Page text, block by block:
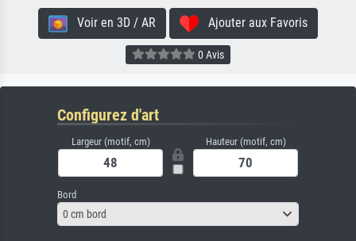
Voir en 3D / AR Ajouter aux Favoris
0 Avis
Configurez d'art
Largeur (motif, cm) Hauteur (motif, cm)
Bord
0 cm bord